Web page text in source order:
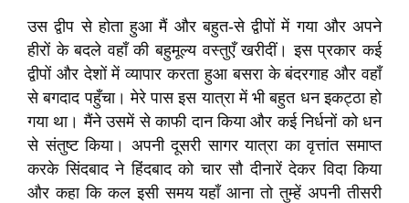
उस द्वीप से होता हुआ मैं और बहुत-से द्वीपों में गया और अपने
हीरों के बदले वहाँ की बहुमूल्य वस्तुएँ खरीदीं। इस प्रकार कई
द्वीपों और देशों में व्यापार करता हुआ बसरा के बंदरगाह और वहाँ
से बगदाद पहुँचा। मेरे पास इस यात्रा में भी बहुत धन इकट्ठा हो
गया था। मैंने उसमें से काफी दान किया और कई निर्धनों को धन
से संतुष्ट किया। अपनी दूसरी सागर यात्रा का वृत्तांत समाप्त
करके सिंदबाद ने हिंदबाद को चार सौ दीनारें देकर विदा किया
और कहा कि कल इसी समय यहाँ आना तो तुम्हें अपनी तीसरी